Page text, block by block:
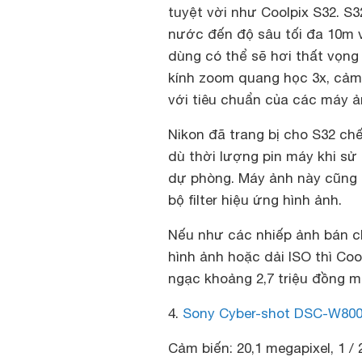
tuyệt vời như Coolpix S32.
nước đến độ sâu tối đa 10m
dùng có thể sẽ hơi thất
kính zoom quang học 3x,
với tiêu chuẩn của các máy
Nikon đã trang bị cho S32
dù thời lượng pin máy khi
dự phòng. Máy ảnh này
bộ filter hiệu ứng hình ảnh.
Nếu như các nhiếp ảnh bán
hình ảnh hoặc dải ISO thì
ngạc khoảng 2,7 triệu đồng
4. Sony Cyber-shot DSC-W800
Cảm biến: 20,1 megapixel, 1